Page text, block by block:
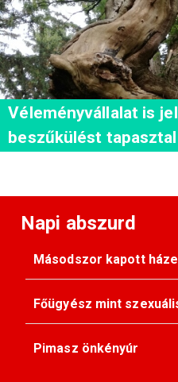
Véleményvállalat is
beszűkülést tapasztal
Napi abszurd
Másodszor kapott
Főügyész mint
Pimasz önkényúr